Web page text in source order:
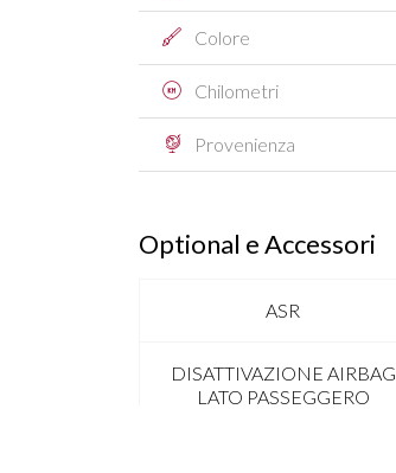
Colore
Chilometri
Provenienza
Optional e Accessori
ASR
DISATTIVAZIONE AIRBAG
LATO PASSEGGERO